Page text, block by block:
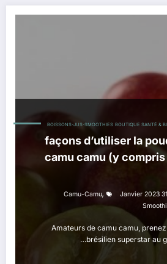
BOISSONS-JUS-SMOOTHIES BOUTIQUE SANTÉ &
10 façons d’utiliser la
camu camu (y
31 Janvier 2023
Camu-Camu,
Amateurs de camu camu,
brésilien superstar au